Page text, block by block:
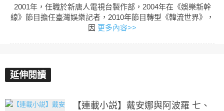
2001年，任職於新唐人電視台製作部，2004年在《娛樂新幹
線》節目擔任臺灣娛樂記者，2010年節目轉型《韓流世界》，
因 更多內容>>
延伸閱讀
【連載小説】戴安娜與阿波羅 七、